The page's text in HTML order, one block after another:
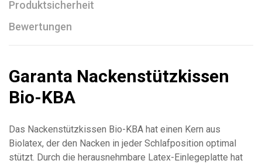
Produktsicherheit
Bewertungen
Garanta Nackenstützkissen
Bio-KBA
Das Nackenstützkissen Bio-KBA hat einen Kern aus
Biolatex, der den Nacken in jeder Schlafposition optimal
stützt. Durch die herausnehmbare Latex-Einlegeplatte hat